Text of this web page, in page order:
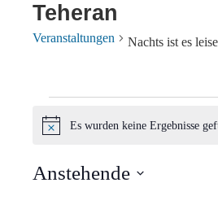
Teheran
Veranstaltungen Nachts ist es
Veranstaltungen
Hinweis
Es wurden keine Ergebnisse
Anstehende